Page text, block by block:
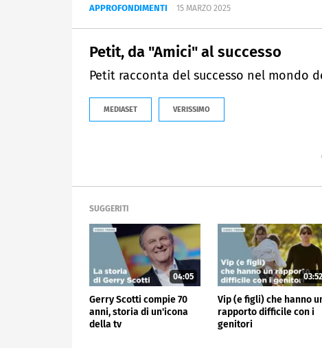
APPROFONDIMENTI 15 MARZO 2025
Petit, da "Amici" al successo
Petit racconta del successo nel mondo
MEDIASET VERISSIMO
SUGGERITI
04:05
Gerry Scotti compie 70
anni, storia di un'icona
della tv
03:52
Vip (e figli) che hanno
rapporto difficile con i
genitori